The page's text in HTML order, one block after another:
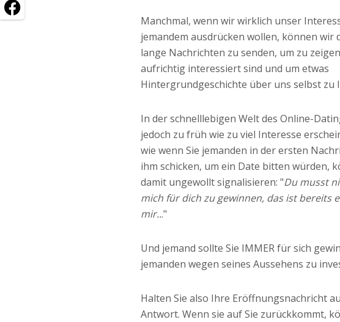
Manchmal, wenn wir wirklich unser
jemandem ausdrücken wollen, können wir
lange Nachrichten zu senden, um zu
aufrichtig interessiert sind und um etwas
Hintergrundgeschichte über uns selbst zu
In der schnelllebigen Welt des Online-
jedoch zu früh wie zu viel Interesse
wie wenn Sie jemanden in der ersten
ihm schicken, um ein Date bitten würden,
damit ungewollt signalisieren: "Du musst
mich für dich zu gewinnen, das ist bereits
mir..."
Und jemand sollte Sie IMMER für sich
jemanden wegen seines Aussehens zu
Halten Sie also Ihre Eröffnungsnachricht
Antwort. Wenn sie auf Sie zurückkommt,